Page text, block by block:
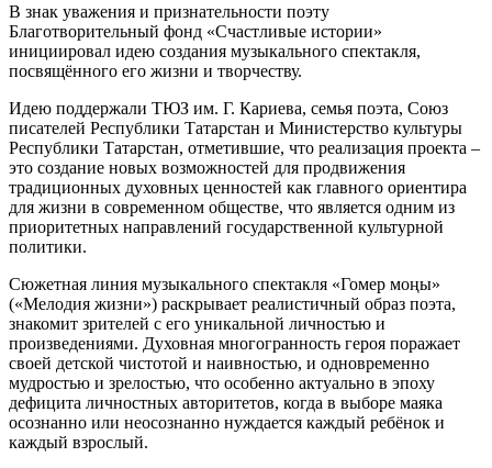
В знак уважения и признательности поэту
Благотворительный фонд «Счастливые истории»
инициировал идею создания музыкального спектакля,
посвящённого его жизни и творчеству.
Идею поддержали ТЮЗ им. Г. Кариева, семья поэта, Союз
писателей Республики Татарстан и Министерство культуры
Республики Татарстан, отметившие, что реализация проекта –
это создание новых возможностей для продвижения
традиционных духовных ценностей как главного ориентира
для жизни в современном обществе, что является одним из
приоритетных направлений государственной культурной
политики.
Сюжетная линия музыкального спектакля «Гомер моңы»
(«Мелодия жизни») раскрывает реалистичный образ поэта,
знакомит зрителей с его уникальной личностью и
произведениями. Духовная многогранность героя поражает
своей детской чистотой и наивностью, и одновременно
мудростью и зрелостью, что особенно актуально в эпоху
дефицита личностных авторитетов, когда в выборе маяка
осознанно или неосознанно нуждается каждый ребёнок и
каждый взрослый.